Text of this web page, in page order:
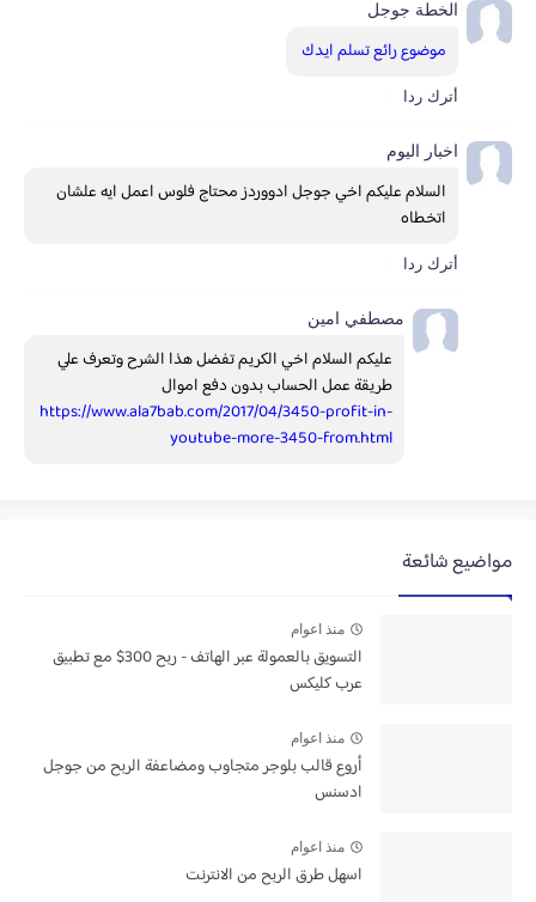
الخطة جوجل
موضوع رائع تسلم ايدك
أترك ردا
اخبار اليوم
اتخطاه
أترك ردا
مصطفي امين
طريقة عمل الحساب بدون دفع اموال
https://www.ala7bab.com/2017/04/3450-profit-in-
youtube-more-3450-from.html
مواضيع شائعة
منذ اعوام
التسويق بالعمولة عبر الهاتف - ربح 300$ مع تطبيق
عرب كليكس
منذ اعوام
أروع قالب بلوجر متجاوب ومضاعفة الربح من جوجل
ادسنس
منذ اعوام
اسهل طرق الربح من الانترنت